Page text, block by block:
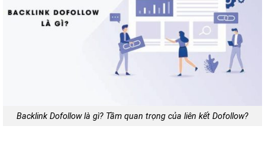
Backlink Dofollow là gì? Tầm quan trọng của liên kết Dofollow?